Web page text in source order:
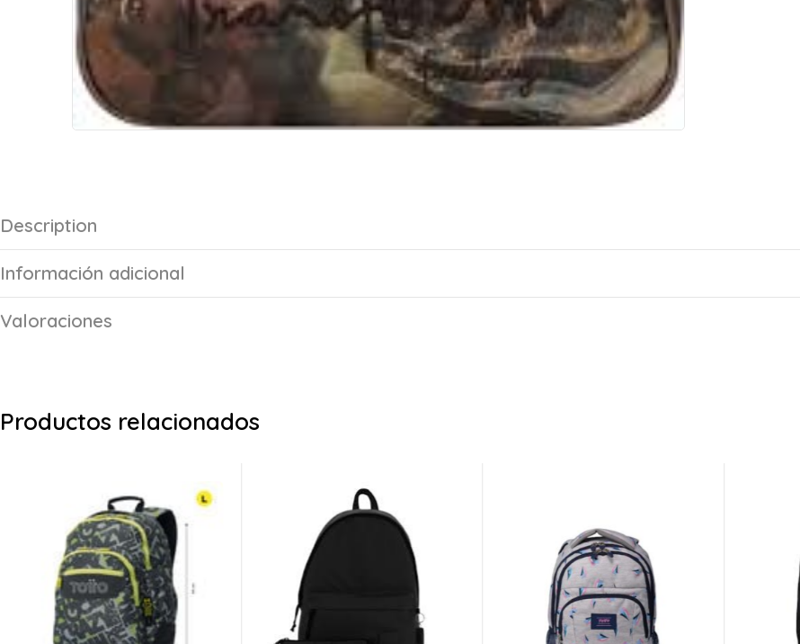
Description
Información adicional
Valoraciones
Productos relacionados